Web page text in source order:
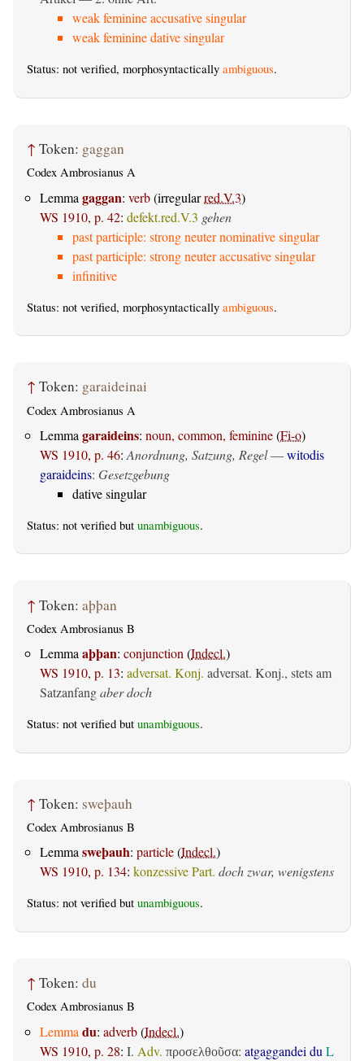
weak feminine accusative singular
weak feminine dative singular
Status: not verified, morphosyntactically ambiguous.
↑ Token: gaggan
Codex Ambrosianus A
Lemma gaggan: verb(irregularred.V.3)
WS 1910, p. 42: defekt.red.V.3 gehen
past participle: strong neuter nominative singular
past participle: strong neuter accusative singular
infinitive
Status: not verified, morphosyntactically ambiguous.
↑ Token: garaideinai
Codex Ambrosianus A
Lemma garaideins: noun, common, feminine(Fi-o)
WS 1910, p. 46: Anordnung, Satzung, Regel—witodis
garaideins: Gesetzgebung
dative singular
Status: not verified but unambiguous.
↑ Token: aþþan
Codex Ambrosianus B
Lemma aþþan: conjunction (Indecl.)
WS 1910, p. 13: adversat. Konj. adversat. Konj., stets am
Satzanfangaber doch
Status: not verified but unambiguous.
↑ Token: sweþauh
Codex Ambrosianus B
Lemmasweþauh: particle(Indecl.)
WS 1910, p. 134: konzessive Part. doch zwar, wenigstens
Status: not verified but unambiguous.
↑ Token: du
Codex Ambrosianus B
Lemma du: adverb(Indecl.)
WS 1910, p. 28: I. Adv. προσελθοῦσα: atgaggandei du L